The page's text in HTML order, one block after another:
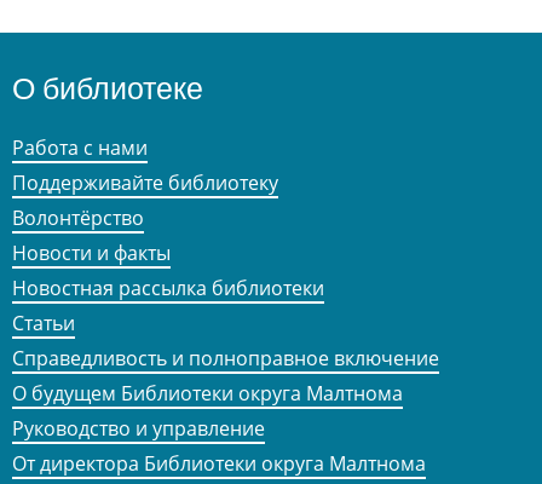
О библиотеке
Работа с нами
Поддерживайте библиотеку
Волонтёрство
Новости и факты
Новостная рассылка библиотеки
Статьи
Справедливость и полноправное включение
О будущем Библиотеки округа Малтнома
Руководство и управление
От директора Библиотеки округа Малтнома